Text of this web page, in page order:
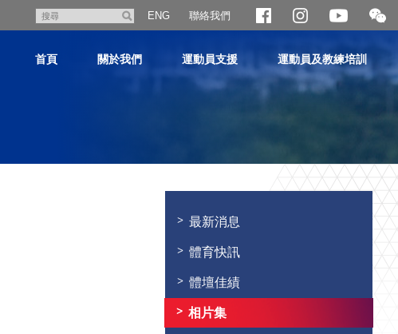
尋
ENG 聯絡我們
開
合
二
維
首頁 關於我們 運動員支援 運動員及教練培訓
最新消息
體育快訊
體壇佳績
相片集